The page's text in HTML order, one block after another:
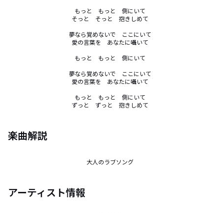
もっと　もっと　側にいて
そっと　そっと　抱きしめて
夢なら覚めないで　ここにいて
愛の言葉を　あなたに囁いて
もっと　もっと　側にいて
夢なら覚めないで　ここにいて
愛の言葉を　あなたに囁いて
もっと　もっと　側にいて
ずっと　ずっと　抱きしめて
楽曲解説
大人のラブソング
アーティスト情報